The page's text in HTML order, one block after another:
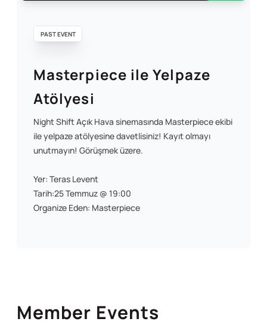
PAST EVENT
Masterpiece ile Yelpaze
Atölyesi
Night Shift Açık Hava sinemasında Masterpiece ekibi
ile yelpaze atölyesine davetlisiniz! Kayıt olmayı
unutmayın! Görüşmek üzere.
Yer: Teras Levent
Tarih:25 Temmuz @ 19:00
Organize Eden: Masterpiece
Member Events